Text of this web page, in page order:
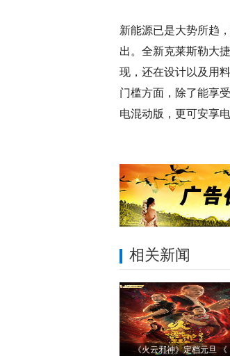
新能源已是大势所趋
出。全新克莱斯勒大
现，还在设计以及用
门槛方面，除了能享
电混动版，更可安享
相关新闻
《火云邪神》定档元旦 《